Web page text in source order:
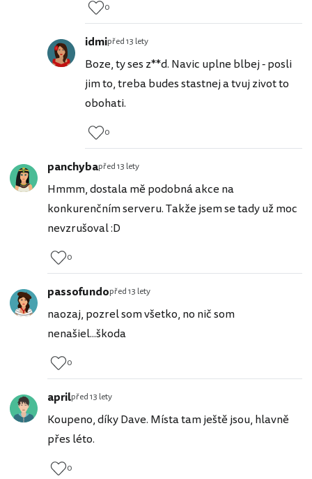
0
idmipřed 13 lety
Boze, ty ses z**d. Navic uplne blbej - posli
jim to, treba budes stastnej a tvuj zivot to
obohati.
0
panchybapřed 13 lety
Hmmm, dostala mě podobná akce na
konkurenčním serveru. Takže jsem se tady už moc
nevzrušoval :D
0
passofundopřed 13 lety
naozaj, pozrel som všetko, no nič som
nenašiel...škoda
0
aprilpřed 13 lety
Koupeno, díky Dave. Místa tam ještě jsou, hlavně
přes léto.
0